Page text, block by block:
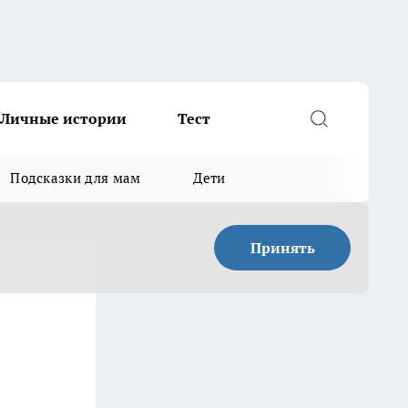
Личные истории Тест
Подсказки для мам Дети
Принять